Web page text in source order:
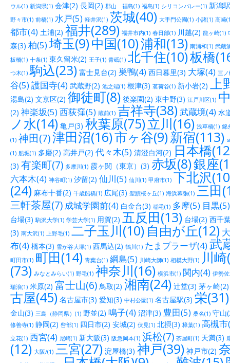
ウル(1) 新潟県(1) 会津(2) 長岡(2) 郡山 福島(1) 福島(1) シリコンバレー(1) 新潟
野々市(1) 前橋(1) 水戸(5) 軽井沢(1) 茨城(40) 大手門公園(1) 小諸(1) 高崎
都市(4) 土浦(2) 福井(289) 福井市内(1) 春日部(1) 川越(2) 龍ヶ崎(1)
森(3) 柏(5)埼玉(9)中国(10)浦和(13) 南浦和(1) 武蔵
板橋(1) 十条(1) 東久留米(2) 王子(1) 青砥(1) 北千住(10)板橋
つ木(1) 駒込(23) 富士見台(2) 巣鴨(4) 西日暮里(3) 大塚(4) 三ノ
谷(5)護国寺(4) 武蔵野(2) 池之端(1) 根津(3) 茗荷谷(1) 新小岩(2) 上
湯島(2) 文京区(2) 御徒町(8) 後楽園(2) 東中野(3) 江戸川区(1)
(2) 神楽坂(5)西荻窪(5) 蔵前(1) 吉祥寺(38)武蔵境(4) 水
ノ水(14) 亀戸(3) 秋葉原(75)立川(16) 浅草橋(1) 錦
(1) 神田(7)津田沼(16)市ヶ谷(9)新宿(113)
(1) 船堀(1) 多磨(2) 高井戸(2) 代々木(5) 清澄白河(2) 日本橋
(3) 有楽町(7) 多摩川(1) 霞ヶ関（東京）(3) 赤坂(8)銀座
六本木(4) 神谷町(1) 汐留(2) 仙川(5) 仙川(1) 甲府市(1) 下北沢
(24) 麻布十番(2) 千歳船橋(1) 広尾(3) 聖蹟桜ヶ丘(1) 海浜幕張(1) 三田
三軒茶屋(7) 成城学園前(4) 白金台(3) 稲毛(1) 多摩(5) 目黒(5)
台場(3) 駒沢大学(1) 学芸大学(1) 用賀(2) 五反田(13) 台場(2) 西千
(3) 南大沢(1) 上野毛(1) 二子玉川(10) 自由が丘(12)
布(4) 橋本(3) 雪が谷大塚(1) 西馬込(2) 鶴川(1) たまプラーザ(4)武
町田市(1) 町田(14) 青葉台(1) 綱島(5) 川崎大師(1) 相模大野(1) 川
(73) みなとみらい(1) 野毛(1) 神奈川(16) 横浜市(1) 関内(4) 伊勢
瑞浪(1) 米原(2) 富士山(6) 鳥取(2) 湘南(24) 辻堂(3) 茅ヶ崎(2)
古屋(45) 名古屋市(3) 愛知(3) 中村公園(1) 名古屋駅(3) 栄(31)
金山(3) 三島（静岡県）(1) 野並(2) 鳴子(4) 沼津(3) 豊田(5) 桑名(1) 守山
修善寺(1) 静岡(2) 呰部(1) 四日市(2) 安城(2) 伏見(1) 北摂(3) 樟葉(1) 高槻市
立花(1) 西宮(4) 尼崎(1) 新大阪(3) 阪急岡本(1) 浜松(7) 茶屋町(1) 天満(3)
(12) 大阪/(1) 三宮(27) 淀屋橋(3) 神戸(39) 神戸市(2)